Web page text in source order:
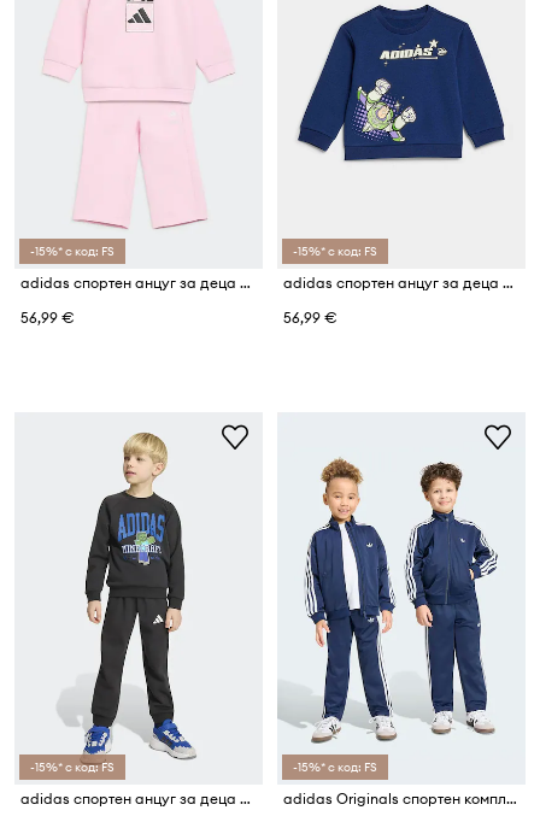
-15%* с код: FS
adidas спортен анцуг за деца DISNEY MINNIE MOUSE
56,99 €
-15%* с код: FS
adidas спортен анцуг за деца PIXAR TOY STORY
56,99 €
-15%* с код: FS
adidas спортен анцуг за деца с памук MINECRAFT
-15%* с код: FS
adidas Originals спортен комплект анцуг за деца